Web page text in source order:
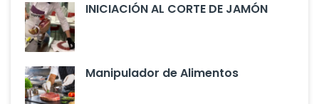
INICIACIÓN AL CORTE DE JAMÓN
Manipulador de Alimentos